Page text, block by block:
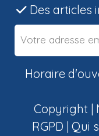
Des articles
Horaire
Copyright |
RGPD | Qui